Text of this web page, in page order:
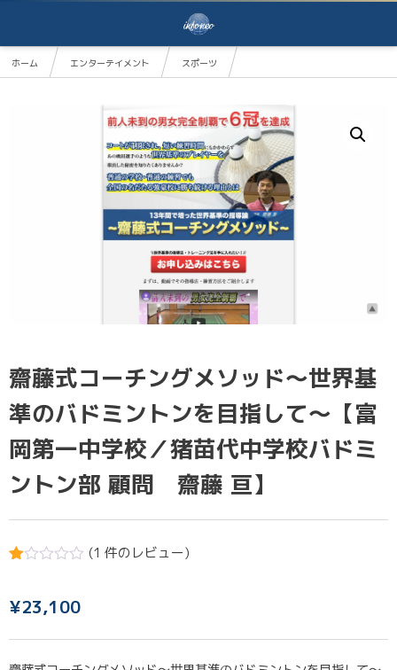
ホーム エンターテイメント
スポーツ
齋藤式コーチングメソッド～世界基
準のバドミントンを目指して～【富
岡第一中学校／猪苗代中学校バドミ
ントン部 顧問 齋藤 亘】
利
用
評
(1 件のレビュー)
¥23,100